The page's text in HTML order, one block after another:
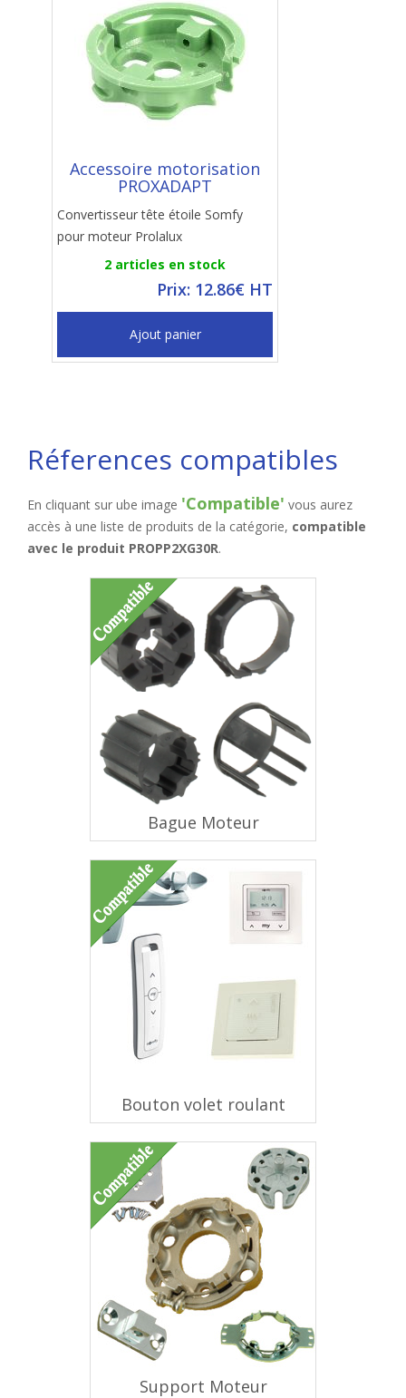
Accessoire motorisation
PROXADAPT
Convertisseur tête étoile Somfy
pour moteur Prolalux
2 articles en stock
Prix: 12.86€ HT
Ajout panier
Réferences compatibles
En cliquant sur ube image 'Compatible' vous aurez
accès à une liste de produits de la catégorie, compatible
avec le produit PROPP2XG30R.
Bague Moteur
Bouton volet roulant
Support Moteur